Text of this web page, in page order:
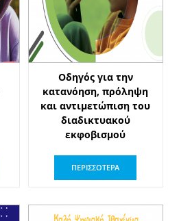
Οδηγός για την
κατανόηση, πρόληψη
και αντιμετώπιση του
διαδικτυακού
εκφοβισμού
ΠΕΡΙΣΣΟΤΕΡΑ